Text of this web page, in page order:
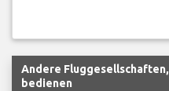
Andere
bedienen